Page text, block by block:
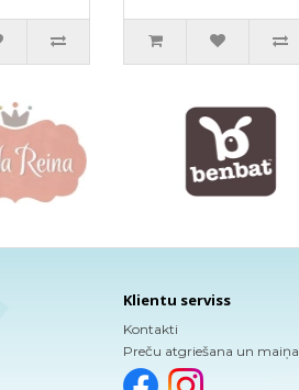
Klientu serviss
Kontakti
Preču atgriešana un maiņa